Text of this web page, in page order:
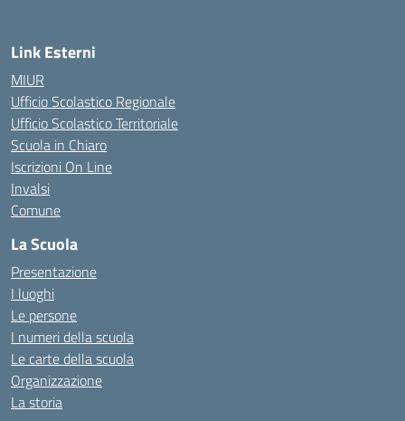
Link Esterni
MIUR
Ufficio Scolastico Regionale
Ufficio Scolastico Territoriale
Scuola in Chiaro
Iscrizioni On Line
Invalsi
Comune
La Scuola
Presentazione
I luoghi
Le persone
I numeri della scuola
Le carte della scuola
Organizzazione
La storia